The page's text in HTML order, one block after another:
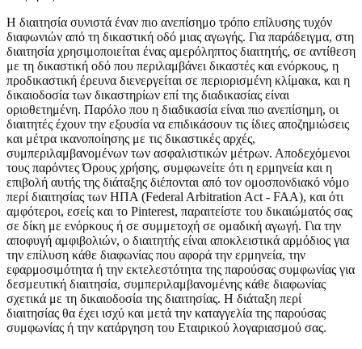
Η διαιτησία συνιστά έναν πιο ανεπίσημο τρόπο επίλυσης τυχόν
διαφωνιών από τη δικαστική οδό μιας αγωγής. Για παράδειγμα, στη
διαιτησία χρησιμοποιείται ένας αμερόληπτος διαιτητής, σε αντίθεση
με τη δικαστική οδό που περιλαμβάνει δικαστές και ενόρκους, η
προδικαστική έρευνα διενεργείται σε περιορισμένη κλίμακα, και η
δικαιοδοσία των δικαστηρίων επί της διαδικασίας είναι
οριοθετημένη. Παρόλο που η διαδικασία είναι πιο ανεπίσημη, οι
διαιτητές έχουν την εξουσία να επιδικάσουν τις ίδιες αποζημιώσεις
και μέτρα ικανοποίησης με τις δικαστικές αρχές,
συμπεριλαμβανομένων των ασφαλιστικών μέτρων. Αποδεχόμενοι
τους παρόντες Όρους χρήσης, συμφωνείτε ότι η ερμηνεία και η
επιβολή αυτής της διάταξης διέπονται από τον ομοσπονδιακό νόμο
περί διαιτησίας των ΗΠΑ (Federal Arbitration Act - FAA), και ότι
αμφότεροι, εσείς και το Pinterest, παραιτείστε του δικαιώματός σας
σε δίκη με ενόρκους ή σε συμμετοχή σε ομαδική αγωγή. Για την
αποφυγή αμφιβολιών, ο διαιτητής είναι αποκλειστικά αρμόδιος για
την επίλυση κάθε διαφωνίας που αφορά την ερμηνεία, την
εφαρμοσιμότητα ή την εκτελεστότητα της παρούσας συμφωνίας για
δεσμευτική διαιτησία, συμπεριλαμβανομένης κάθε διαφωνίας
σχετικά με τη δικαιοδοσία της διαιτησίας. Η διάταξη περί
διαιτησίας θα έχει ισχύ και μετά την καταγγελία της παρούσας
συμφωνίας ή την κατάργηση του Εταιρικού λογαριασμού σας.